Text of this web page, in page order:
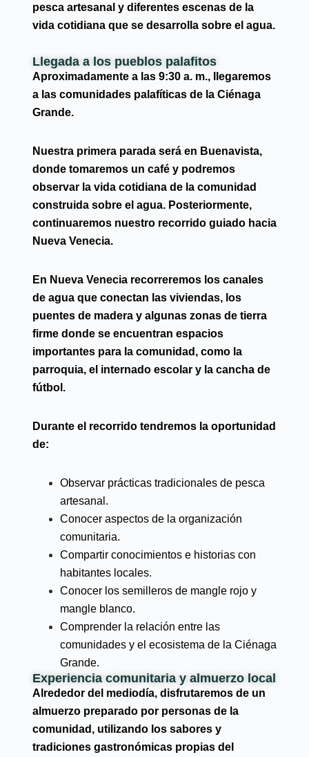
pesca artesanal y diferentes escenas de la
vida cotidiana que se desarrolla sobre el agua.
Llegada a los pueblos palafitos
Aproximadamente a las 9:30 a. m., llegaremos
a las comunidades palafíticas de la Ciénaga
Grande.
Nuestra primera parada será en Buenavista,
donde tomaremos un café y podremos
observar la vida cotidiana de la comunidad
construida sobre el agua. Posteriormente,
continuaremos nuestro recorrido guiado hacia
Nueva Venecia.
En Nueva Venecia recorreremos los canales
de agua que conectan las viviendas, los
puentes de madera y algunas zonas de tierra
firme donde se encuentran espacios
importantes para la comunidad, como la
parroquia, el internado escolar y la cancha de
fútbol.
Durante el recorrido tendremos la oportunidad
de:
Observar prácticas tradicionales de pesca
artesanal.
Conocer aspectos de la organización
comunitaria.
Compartir conocimientos e historias con
habitantes locales.
Conocer los semilleros de mangle rojo y
mangle blanco.
Comprender la relación entre las
comunidades y el ecosistema de la Ciénaga
Grande.
Experiencia comunitaria y almuerzo local
Alrededor del mediodía, disfrutaremos de un
almuerzo preparado por personas de la
comunidad, utilizando los sabores y
tradiciones gastronómicas propias del